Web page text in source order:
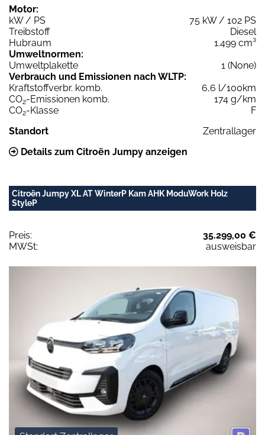
Motor:
kW / PS
75 kW / 102 PS
Treibstoff
Diesel
Hubraum
1.499 cm³
Umweltnormen:
Umweltplakette
1 (None)
Verbrauch und Emissionen nach WLTP:
Kraftstoffverbr. komb.
6,6 l/100km
CO2-Emissionen komb.
174 g/km
CO2-Klasse
F
Standort
Zentrallager
Details zum Citroën Jumpy anzeigen
Citroën Jumpy XL AT WinterP Kam AHK ModuWork Holz
StyleP
Preis:
35.299,00 €
MWSt:
ausweisbar